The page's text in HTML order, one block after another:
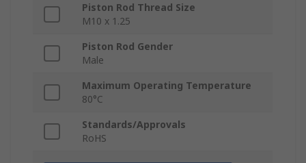
Piston Rod Thread Size
M10 x 1.25
Piston Rod Gender
Male
Maximum Operating Temperature
80°C
Standards/Approvals
RoHS